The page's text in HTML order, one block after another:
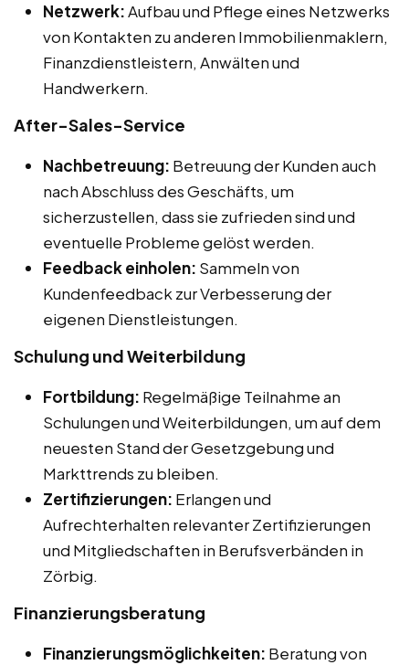
Netzwerk:Aufbau und Pflege eines Netzwerks
von Kontakten zu anderen Immobilienmaklern,
Finanzdienstleistern, Anwälten und
Handwerkern.
After-Sales-Service
Nachbetreuung: Betreuung der Kunden auch
nach Abschluss des Geschäfts, um
sicherzustellen, dass sie zufrieden sind und
eventuelle Probleme gelöst werden.
Feedback einholen: Sammeln von
Kundenfeedback zur Verbesserung der
eigenen Dienstleistungen.
Schulung und Weiterbildung
Fortbildung: Regelmäßige Teilnahme an
Schulungen und Weiterbildungen, um auf dem
neuesten Stand der Gesetzgebung und
Markttrends zu bleiben.
Zertifizierungen: Erlangen und
Aufrechterhalten relevanter Zertifizierungen
und Mitgliedschaften in Berufsverbänden in
Zörbig.
Finanzierungsberatung
Finanzierungsmöglichkeiten: Beratung von